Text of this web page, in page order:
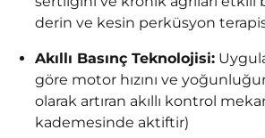
derin ve kesin perküsyon
Akıllı Basınç Teknolojisi:
göre motor hızını ve
olarak artıran akıllı kontrol
kademesinde aktiftir)